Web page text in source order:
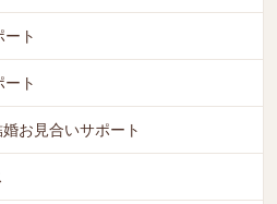
ト
ト
お見合いサポート